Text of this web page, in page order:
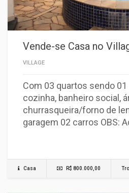
Vende-se Casa no
VILLAGE
Com 03 quartos sendo 01
cozinha, banheiro social,
churrasqueira/forno de
garagem 02 carros OBS:
Casa R$ 800.000,00